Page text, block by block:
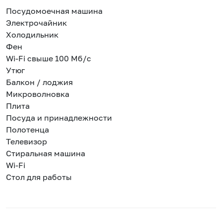
Посудомоечная машина
Электрочайник
Холодильник
Фен
Wi-Fi свыше 100 Мб/с
Утюг
Балкон / лоджия
Микроволновка
Плита
Посуда и принадлежности
Полотенца
Телевизор
Стиральная машина
Wi-Fi
Стол для работы